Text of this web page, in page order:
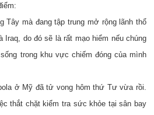
Tây mà đang tập trung mở rộng lãnh thổ
do đó sẽ là rất mạo hiểm nếu chúng
trong khu vực chiếm đóng của mình
ở Mỹ đã tử vong hôm thứ Tư vừa rồi.
thắt chặt kiểm tra sức khỏe tại sân bay